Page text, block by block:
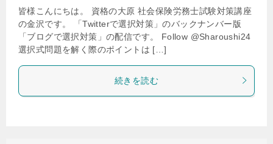
皆様こんにちは。 資格の大原 社会保険労務士試験対策講座
の金沢です。 「Twitterで選択対策」のバックナンバー版
「ブログで選択対策」の配信です。 Follow @Sharoushi24
選択式問題を解く際のポイントは […]
続きを読む